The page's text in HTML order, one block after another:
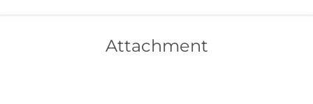
Attachment